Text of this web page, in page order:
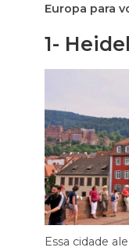
Europa para
1-
Essa cidade